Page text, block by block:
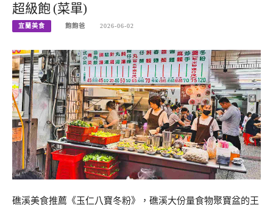
超級飽 (菜單)
宜蘭美食 飽飽爸 2026-06-02
礁溪美食推薦《玉仁八寶冬粉》，礁溪大份量食物聚寶盆的王